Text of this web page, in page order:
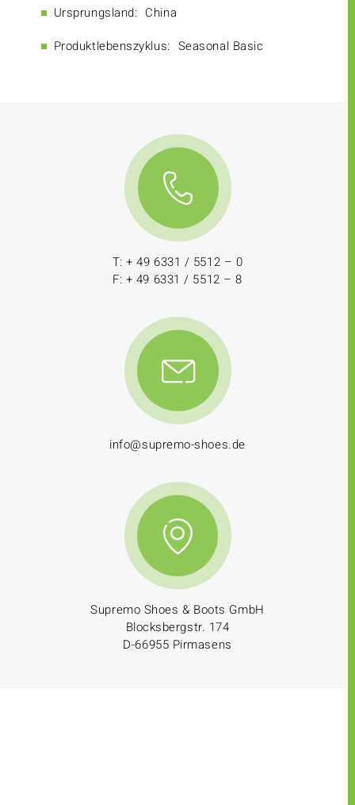
Ursprungsland: China
Produktlebenszyklus: Seasonal Basic
T: + 49 6331 / 5512 – 0
F: + 49 6331 / 5512 – 8
info@supremo-shoes.de
Supremo Shoes & Boots GmbH
Blocksbergstr. 174
D-66955 Pirmasens